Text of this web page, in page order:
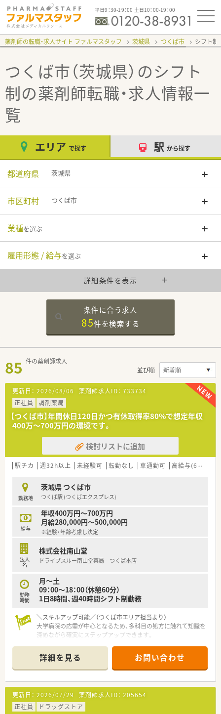
平日9：30-19：00 土日10：00-19：00
薬剤師の転職・求人サイト ファルマスタッフ 茨城県 つくば市 シフト制
つくば市（茨城県）のシフト
制の薬剤師転職・求人情報一
覧
エリア で探す 駅 から探す
都道府県 茨城県
市区町村 つくば市
業種を選ぶ
雇用形態 / 給与を選ぶ
詳細条件を表示
条件に合う求人
85件を検索する
85 件の薬剤師求人
並び順
更新日： 2026/08/06 薬剤師求人ID： 733734
正社員
調剤薬局
【つくば市】年間休日120日かつ有休取得率80%で想定年収
400万〜700万円の環境です。
検討リストに追加
駅チカ 週32h以上 未経験可 転勤なし 車通勤可 高給与(600万円以上)
勤務地
茨城県 つくば市
つくば駅 (つくばエクスプレス)
給与
年収400万円～700万円
月給280,000円～500,000円
※経験・年齢考慮し決定
法人
名
株式会社南山堂
ドライブスルー南山堂薬局 つくば本店
勤務
時間
月～土
09：00～18：00（休憩60分）
1日8時間、週40時間シフト制勤務
＼スキルアップ可能／（つくば市エリア担当より）
大学病院の応需が中心となるため、多科目の処方に触れて知識を
深めながら確実にステップアップできます。
【店舗情報と応需状況について】
■茨城県つくば市に位置しつくば駅から車で5分の立地で、マイ
カーでの通勤にも対応しております。
■筑波大学附属病院から総合科目の処方箋を応需しており、多彩
な症例の経験を積める環境です。
■具体的な処方箋枚数や勤務者数は非開示のため、詳細をご希望
の方はお問い合わせください。
詳細を見る お問い合わせ
更新日： 2026/07/29 薬剤師求人ID： 205654
正社員
ドラッグストア